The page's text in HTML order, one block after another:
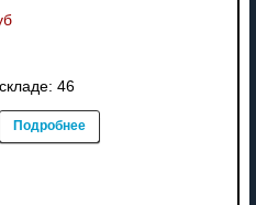
46
Подробнее